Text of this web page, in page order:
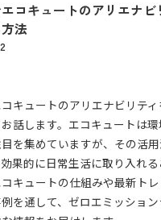
コキュートのアリエナビ
法
キュートのアリエナビリテ
話します。エコキュートは
を集めていますが、その活
果的に日常生活に取り入れ
キュートの仕組みや最新ト
を通して、ゼロエミッショ